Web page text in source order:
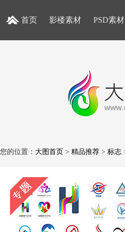
首页 影楼素材 PSD素材
您的位置： 大图首页 > 精品推荐 > 标志